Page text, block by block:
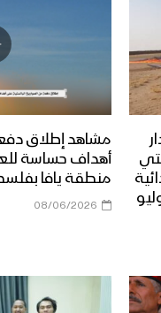
الجوف – 26 يوليو
مشاهد إطلاق
أهداف حساسة
منطقة يافا
08/06/2026